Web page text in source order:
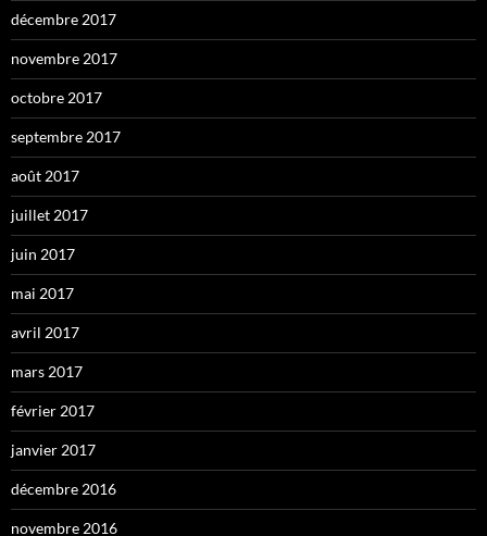
décembre 2017
novembre 2017
octobre 2017
septembre 2017
août 2017
juillet 2017
juin 2017
mai 2017
avril 2017
mars 2017
février 2017
janvier 2017
décembre 2016
novembre 2016